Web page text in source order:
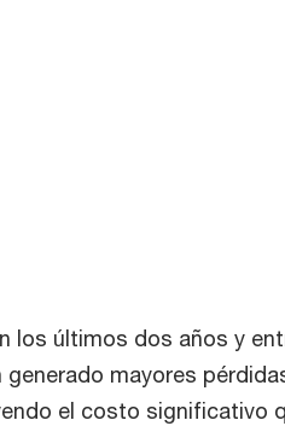
los últimos dos años y
generado mayores
el costo significativo